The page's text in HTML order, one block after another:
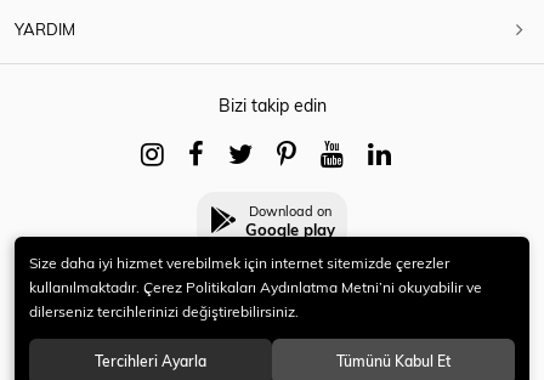
YARDIM
Bizi takip edin
Download on
Google play
© 2021 HERYENİ. Tüm hakları saklıdır.
Size daha iyi hizmet verebilmek için internet sitemizde çerezler
kullanılmaktadır. Çerez Politikaları Aydınlatma Metni’ni okuyabilir ve
dilerseniz tercihlerinizi değiştirebilirsiniz.
Tercihleri Ayarla Tümünü Kabul Et